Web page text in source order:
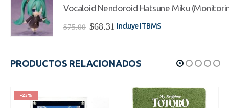
era:
es:
Vocaloid Nendoroid Hatsune Miku
$75.00 El
$75.00.
$68.31 El
$68.31.
Incluye ITBMS
PRODUCTOS RELACIONADOS
-25%